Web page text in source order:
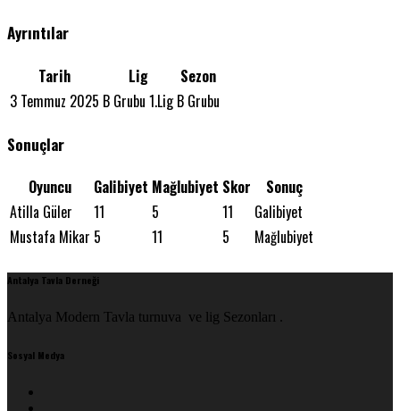
Ayrıntılar
Tarih Lig
Sezon
3 Temmuz 2025 B Grubu 1.Lig B Grubu
Sonuçlar
Oyuncu Galibiyet Mağlubiyet Skor
Sonuç
Atilla Güler
11 5 11
Galibiyet
Mustafa Mikar 5 11 5 Mağlubiyet
Antalya Tavla Derneği
Antalya Modern Tavla turnuva ve lig Sezonları .
Sosyal Medya